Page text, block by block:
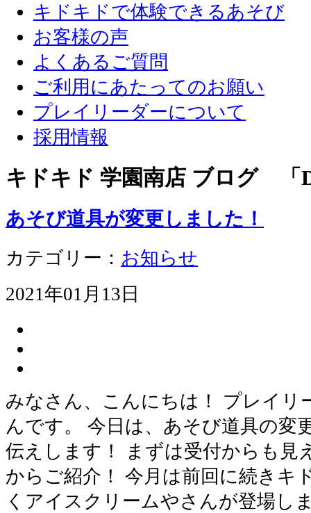
キドキドで体験できるあそび
お客様の声
よくあるご質問
ご利用にあたってのお願い
プレイリーダーについて
採用情報
キドキド 学園南店 ブログ 「
あそび道具が変更しました！
カテゴリー： お知らせ
2021年01月13日
みなさん、こんにちは！ プレイリ
んです。 今日は、あそび道具の変
伝えします！ まずは受付からも見
からご紹介！ 今月は前回に続きキ
くアイスクリームやさんが登場し